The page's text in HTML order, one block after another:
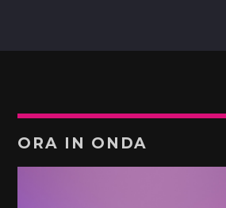
ORA IN ONDA